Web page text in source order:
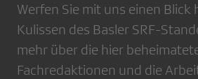
Werfen Sie mit uns einen Blick
Kulissen des Basler SRF-
mehr über die hier
Fachredaktionen und die